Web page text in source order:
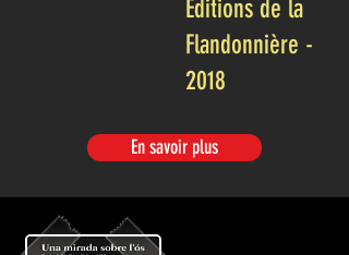
Éditions de la
Flandonnière -
2018
En savoir plus